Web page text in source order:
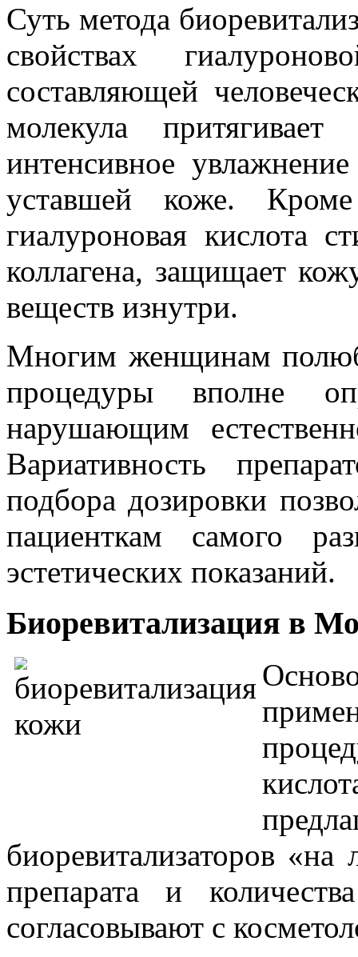
Суть метода
свойствах
составляющей
молекула
интенсивное
уставшей коже.
гиалуроновая кислота
коллагена, защищает
веществ изнутри.
Многим женщинам
процедуры вполне
нарушающим
Вариативность
подбора дозировки
пациенткам самого
эстетических показаний.
Биоревитализация в
биоревитализаторов
препарата и
согласовывают с